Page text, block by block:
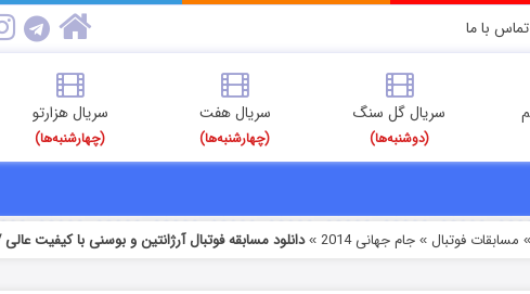
تماس با ما
سریال گل سنگ
(دوشنبه‌ها)
سریال هفت
(چهارشنبه‌ها)
سریال هزارتو
(چهارشنبه‌ها)
» مسابقات فوتبال » جام جهانی 2014 »دانلود مسابقه فوتبال آرژانتین و بوسنی با کیفیت عالی HDTV